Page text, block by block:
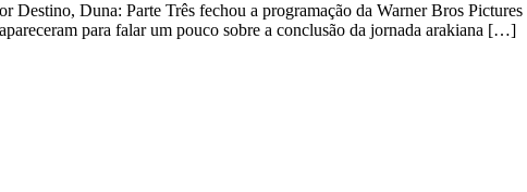
Destino, Duna: Parte Três fechou a programação da Warner Bros
para falar um pouco sobre a conclusão da jornada arakiana […]